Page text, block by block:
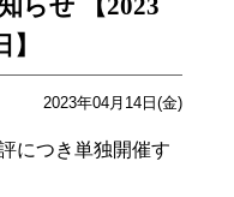
2023年04月14日(金)
につき単独開催す